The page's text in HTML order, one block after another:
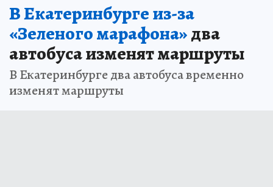
В Екатеринбурге из-за
«Зеленого марафона»два
автобуса изменят маршруты
В Екатеринбурге два автобуса временно
изменят маршруты